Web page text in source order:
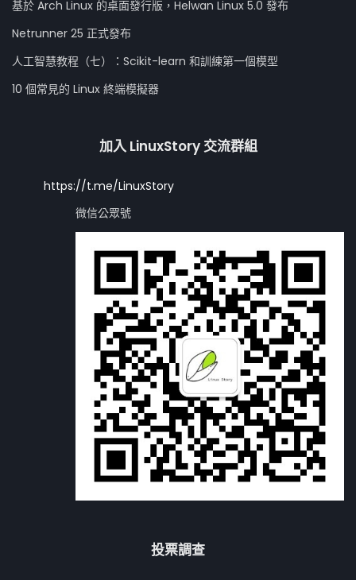
基於 Arch Linux 的桌面發行版，Helwan Linux 5.0 發布
Netrunner 25 正式發布
人工智慧教程（七）：Scikit-learn 和訓練第一個模型
10 個常見的 Linux 終端模擬器
加入 LinuxStory 交流群組
https://t.me/LinuxStory
微信公眾號
投票調查